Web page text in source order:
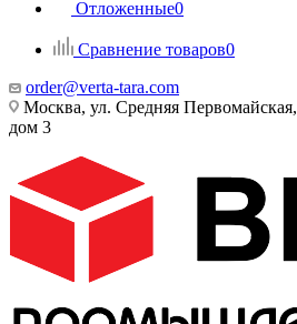
Отложенные0
Сравнение товаров0
order@verta-tara.com
Москва, ул. Средняя Первомайская,
дом 3